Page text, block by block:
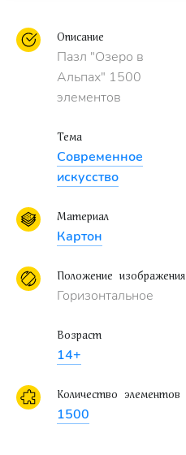
Описание
Пазл "Озеро в
Альпах" 1500
элементов
Тема
Cовременное
искусство
Материал
Картон
Положение изображения
Горизонтальное
Возраст
14+
Количество элементов
1500